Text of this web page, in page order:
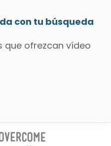
con tu búsqueda
ofrezcan vídeo